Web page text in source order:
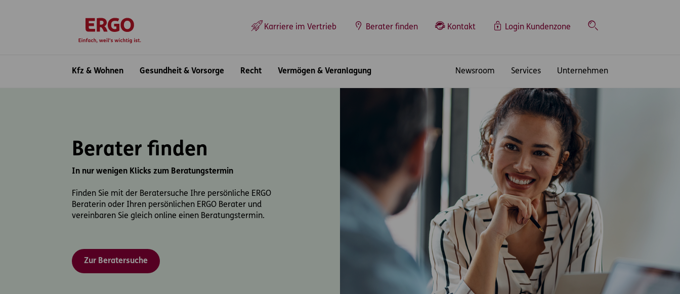
Karriere im Vertrieb Berater finden Kontakt Login Kundenzone
Suche
Kfz & Wohnen
Gesundheit & Vorsorge Recht Vermögen & Veranlagung Newsroom Services Unternehmen
Berater finden
In nur wenigen Klicks zum Beratungstermin
Finden Sie mit der Beratersuche Ihre persönliche ERGO
Beraterin oder Ihren persönlichen ERGO Berater und
vereinbaren Sie gleich online einen Beratungstermin.
Zur Beratersuche